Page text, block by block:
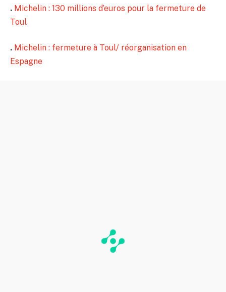
. Michelin : 130 millions d’euros pour la fermeture de
Toul
. Michelin : fermeture à Toul/ réorganisation en
Espagne